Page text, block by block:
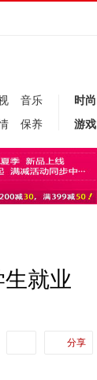
音乐
保养
时尚
游戏
生就业
分享